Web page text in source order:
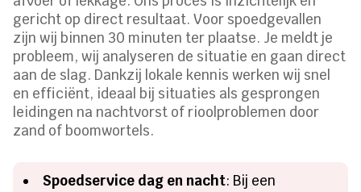
gericht op direct resultaat. Voor spoedgevallen
zijn wij binnen 30 minuten ter plaatse. Je meldt je
probleem, wij analyseren de situatie en gaan direct
aan de slag. Dankzij lokale kennis werken wij snel
en efficiënt, ideaal bij situaties als gesprongen
leidingen na nachtvorst of rioolproblemen door
zand of boomwortels.
Spoedservice dag en nacht: Bij een